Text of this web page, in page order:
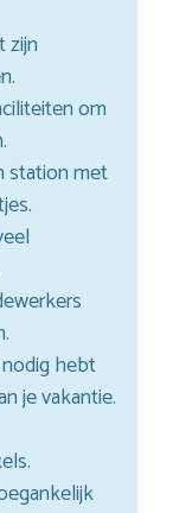
zijn
om
station met
hebt
je vakantie.